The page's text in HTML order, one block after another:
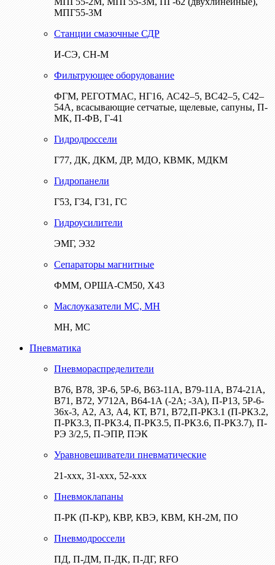
МПГ55-3М
Станции смазочные СДР
И-СЭ, СН-М
Фильтрующее оборудование
ФГМ, РЕГОТМАС, НГ16, АС42–5, ВС42–5, С42–
54А, всасывающие сетчатые, щелевые, сапуны, П-
МК, П-ФВ, Г-41
Гидродроссели
Г77, ДК, ДКМ, ДР, МДО, КВМК, МДКМ
Гидропанели
Г53, Г34, Г31, ГС
Гидроусилители
ЭМГ, Э32
Сепараторы магнитные
ФММ, ОРША-СМ50, Х43
Маслоуказатели МС, МН
МН, МС
Пневматика
Пневмораспределители
В76, В78, 3Р-6, 5Р-6, В63-11А, В79-11А, В74-21А,
В71, В72, У712А, В64-1А (-2А; -3А), П-Р13, 5Р-6-
36х-3, А2, А3, А4, КТ, В71, В72,П-РК3.1 (П-РК3.2,
П-РК3.3, П-РК3.4, П-РК3.5, П-РК3.6, П-РК3.7), П-
РЭ 3/2,5, П-ЭПР, ПЭК
Уравновешиватели пневматические
21-ххх, 31-ххх, 52-ххх
Пневмоклапаны
П-РК (П-КР), КВР, КВЭ, КВМ, КН-2М, ПО
Пневмодроссели
ПД, П-ДМ, П-ДК, П-ДГ, RFO